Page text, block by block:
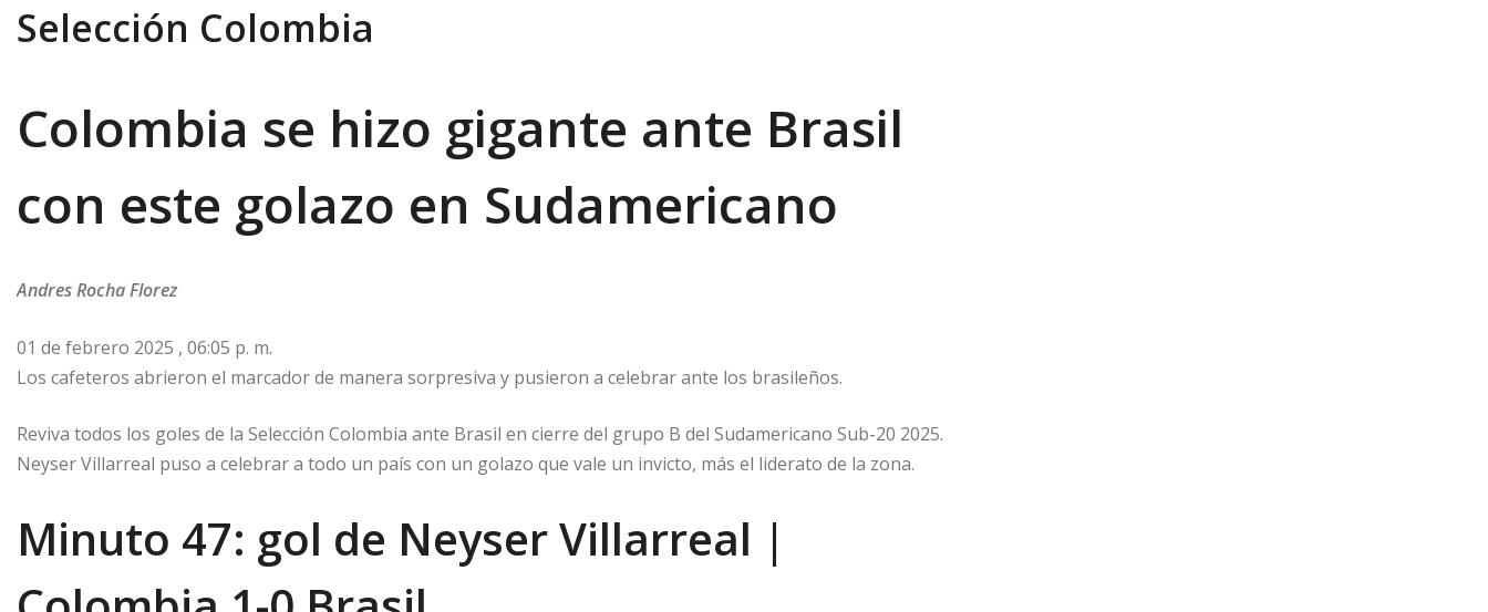
Selección Colombia
Colombia se hizo gigante ante Brasil
con este golazo en Sudamericano
Andres Rocha Florez
01 de febrero 2025 , 06:05 p. m.
Los cafeteros abrieron el marcador de manera sorpresiva y pusieron a celebrar ante los brasileños.
Reviva todos los goles de la Selección Colombia ante Brasil en cierre del grupo B del Sudamericano Sub-20 2025.
Neyser Villarreal puso a celebrar a todo un país con un golazo que vale un invicto, más el liderato de la zona.
Minuto 47: gol de Neyser Villarreal |